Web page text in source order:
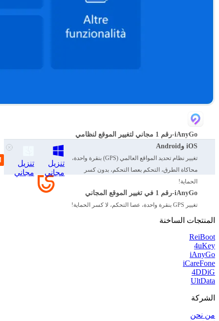
iAnyGo-رقم 1 مجاني لتغيير الموقع لنظامي
iOS وAndroid
تغيير نظام تحديد المواقع العالمي (GPS) بنقرة واحدة،
محاكاة الطرق، التحكم بعصا التحكم، بدون كسر
الحماية!
iAnyGo-رقم 1 في تغيير الموقع المجاني
تغيير GPS بنقرة واحدة، عصا التحكم، لا كسر الحماية!
تنزيل
مجاني
تنزيل
مجاني
المنتجات الساخنة
ReiBoot
4uKey
iAnyGo
iCareFone
4DDiG
UltData
الشركة
من نحن